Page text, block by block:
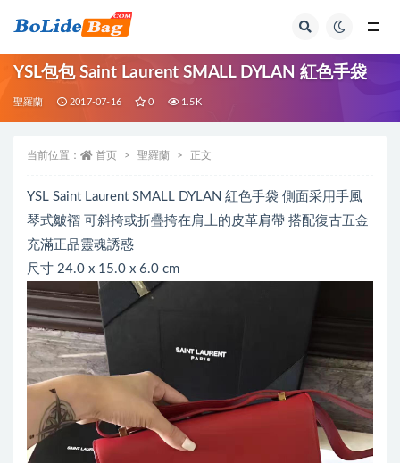
YSL包包 Saint Laurent SMALL DYLAN 紅色手袋
聖羅蘭 2017-07-16 0 1.5K
当前位置： 首页 聖羅蘭 正文
YSL Saint Laurent SMALL DYLAN 紅色手袋 側面采用手風
琴式皺褶 可斜挎或折疊挎在肩上的皮革肩帶 搭配復古五金
充滿正品靈魂誘惑
尺寸 24.0 x 15.0 x 6.0 cm